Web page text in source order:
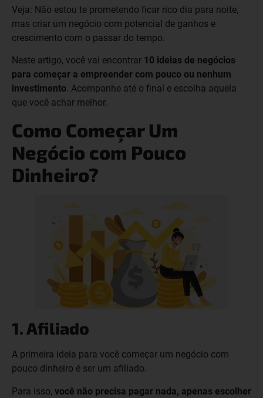
Veja: Não estou te prometendo ficar rico dia para noite,
mas criar um negócio com potencial de ganhos e
crescimento com o passar do tempo.
Neste artigo, você vai encontrar 10 ideias de negócios
para começar a empreender com pouco ou nenhum
investimento. Acompanhe até o final e escolha aquela
que você achar melhor.
Como Começar Um
Negócio com Pouco
Dinheiro?
1. Afiliado
A primeira ideia para você começar um negócio com
pouco dinheiro é ser um afiliado.
Para isso, você não precisa pagar nada, apenas escolher